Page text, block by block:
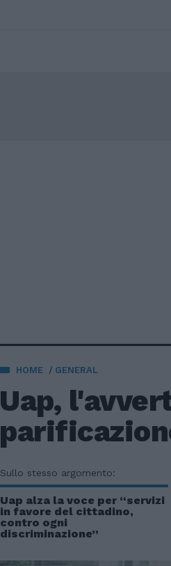
HOME GENERAL
Uap,
Sullo stesso argomento:
Uap alza la voce per “servizi
in favore del cittadino,
contro ogni
discriminazione”